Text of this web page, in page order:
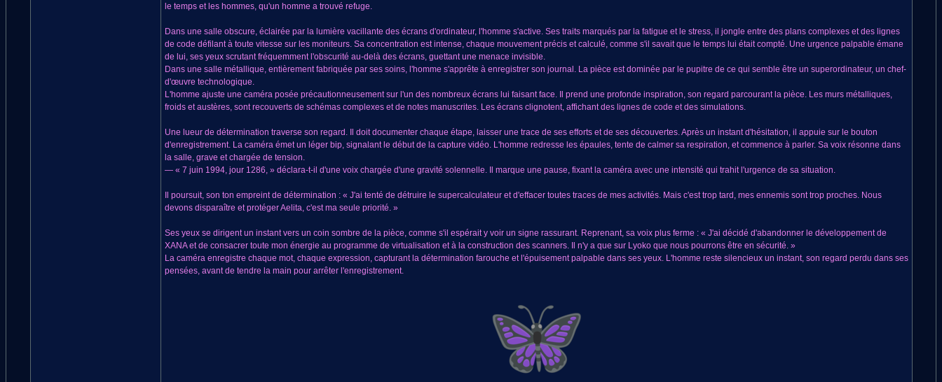
le temps et les hommes, qu'un homme a trouvé refuge.
Dans une salle obscure, éclairée par la lumière vacillante des écrans d'ordinateur, l'homme s'active. Ses traits marqués par la fatigue et le stress, il jongle entre des plans complexes et des lignes
de code défilant à toute vitesse sur les moniteurs. Sa concentration est intense, chaque mouvement précis et calculé, comme s'il savait que le temps lui était compté. Une urgence palpable émane
de lui, ses yeux scrutant fréquemment l'obscurité au-delà des écrans, guettant une menace invisible.
Dans une salle métallique, entièrement fabriquée par ses soins, l'homme s'apprête à enregistrer son journal. La pièce est dominée par le pupitre de ce qui semble être un superordinateur, un chef-
d'œuvre technologique.
L'homme ajuste une caméra posée précautionneusement sur l'un des nombreux écrans lui faisant face. Il prend une profonde inspiration, son regard parcourant la pièce. Les murs métalliques,
froids et austères, sont recouverts de schémas complexes et de notes manuscrites. Les écrans clignotent, affichant des lignes de code et des simulations.
Une lueur de détermination traverse son regard. Il doit documenter chaque étape, laisser une trace de ses efforts et de ses découvertes. Après un instant d'hésitation, il appuie sur le bouton
d'enregistrement. La caméra émet un léger bip, signalant le début de la capture vidéo. L'homme redresse les épaules, tente de calmer sa respiration, et commence à parler. Sa voix résonne dans
la salle, grave et chargée de tension.
— « 7 juin 1994, jour 1286, » déclara-t-il d'une voix chargée d'une gravité solennelle. Il marque une pause, fixant la caméra avec une intensité qui trahit l'urgence de sa situation.
Il poursuit, son ton empreint de détermination : « J'ai tenté de détruire le supercalculateur et d'effacer toutes traces de mes activités. Mais c'est trop tard, mes ennemis sont trop proches. Nous
devons disparaître et protéger Aelita, c'est ma seule priorité. »
Ses yeux se dirigent un instant vers un coin sombre de la pièce, comme s'il espérait y voir un signe rassurant. Reprenant, sa voix plus ferme : « J'ai décidé d'abandonner le développement de
XANA et de consacrer toute mon énergie au programme de virtualisation et à la construction des scanners. Il n'y a que sur Lyoko que nous pourrons être en sécurité. »
La caméra enregistre chaque mot, chaque expression, capturant la détermination farouche et l'épuisement palpable dans ses yeux. L'homme reste silencieux un instant, son regard perdu dans ses
pensées, avant de tendre la main pour arrêter l'enregistrement.